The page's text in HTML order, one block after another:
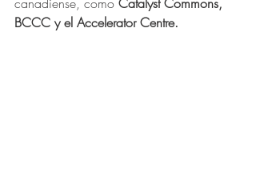
BCCC y el Accelerator Centre.